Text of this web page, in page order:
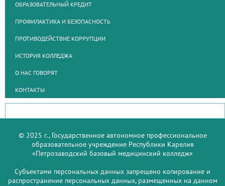
ОБРАЗОВАТЕЛЬНЫЙ КРЕДИТ
ПРОФИЛАКТИКА И БЕЗОПАСНОСТЬ
ПРОТИВОДЕЙСТВИЕ КОРРУПЦИИ
ИСТОРИЯ КОЛЛЕДЖА
О НАС ГОВОРЯТ
КОНТАКТЫ
© 2025 г., Государственное автономное профессиональное
образовательное учреждение Республики Карелия
«Петрозаводский базовый медицинский колледж»
Субъектами персональных данных запрещено копирование и
распространение персональных данных, размещенных на данном